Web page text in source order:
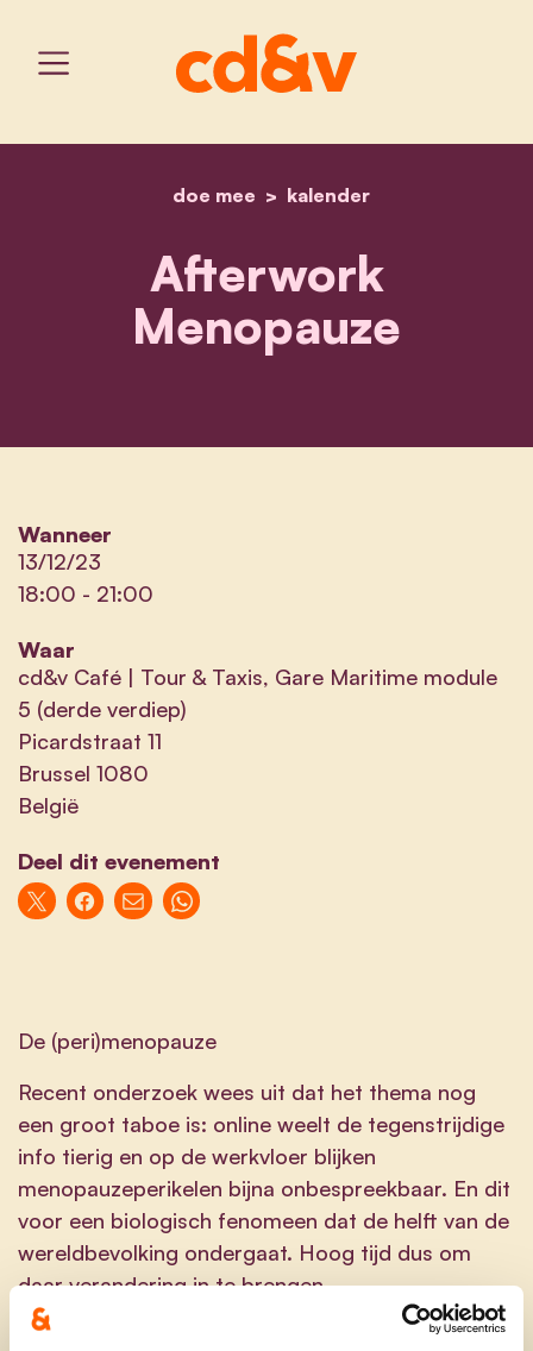
home
doe mee kalender
afterwork menopauze
Afterwork
Menopauze
Wanneer
13/12/23
18:00 - 21:00
Waar
cd&v Café | Tour & Taxis, Gare Maritime module
5 (derde verdiep)
Picardstraat 11
Brussel 1080
België
Deel dit evenement
De (peri)menopauze
Recent onderzoek wees uit dat het thema nog
een groot taboe is: online weelt de tegenstrijdige
info tierig en op de werkvloer blijken
menopauzeperikelen bijna onbespreekbaar. En dit
voor een biologisch fenomeen dat de helft van de
wereldbevolking ondergaat. Hoog tijd dus om
daar verandering in te brengen.
Op
staat een team experten klaar